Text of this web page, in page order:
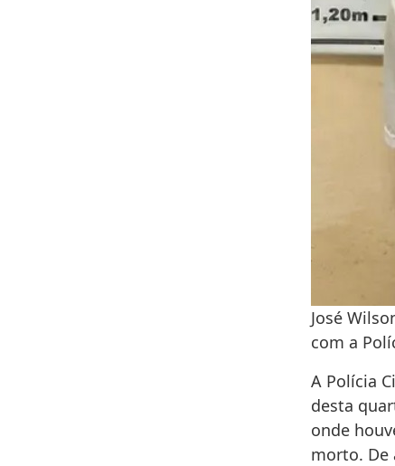
José
com a
A Polícia
desta
onde
morto. De